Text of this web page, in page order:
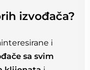
izvođača?
i
sa svim